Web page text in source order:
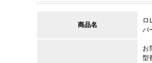
商品名
ロ
バ
お
型